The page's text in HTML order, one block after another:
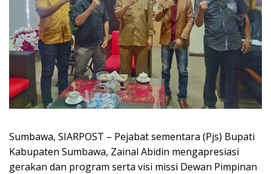
Sumbawa, SIARPOST – Pejabat sementara (Pjs) Bupati
Kabupaten Sumbawa, Zainal Abidin mengapresiasi
gerakan dan program serta visi missi Dewan Pimpinan